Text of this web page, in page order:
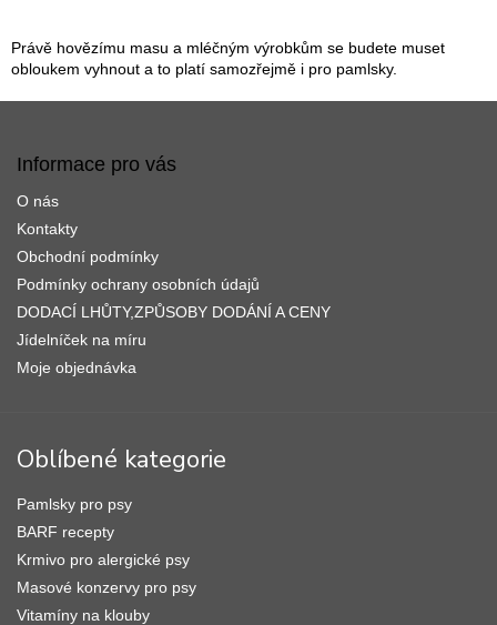
ý
p
Právě hovězímu masu a mléčným výrobkům se budete muset
obloukem vyhnout a to platí samozřejmě i pro pamlsky.
Z
Informace pro vás
O nás
Kontakty
Obchodní podmínky
Podmínky ochrany osobních údajů
DODACÍ LHŮTY,ZPŮSOBY DODÁNÍ A CENY
Jídelníček na míru
Moje objednávka
Oblíbené kategorie
Pamlsky pro psy
BARF recepty
Krmivo pro alergické psy
Masové konzervy pro psy
Vitamíny na klouby